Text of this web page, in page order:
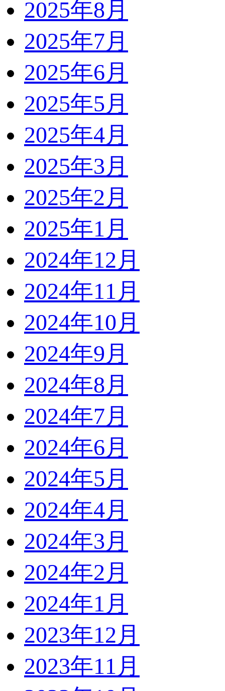
2025年8月
2025年7月
2025年6月
2025年5月
2025年4月
2025年3月
2025年2月
2025年1月
2024年12月
2024年11月
2024年10月
2024年9月
2024年8月
2024年7月
2024年6月
2024年5月
2024年4月
2024年3月
2024年2月
2024年1月
2023年12月
2023年11月